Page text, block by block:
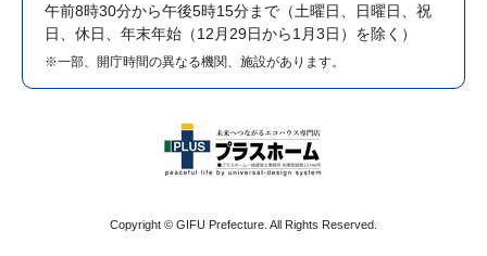
午前8時30分から午後5時15分まで （土曜日、日曜日、祝
日、休日、年末年始（12月29日から1月3日）を除く）
※一部、開庁時間の異なる機関、施設があります。
Copyright © GIFU Prefecture. All Rights Reserved.